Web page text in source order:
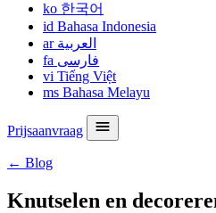
ko 한국어
id Bahasa Indonesia
ar العربية
fa فارسی
vi Tiếng Việt
ms Bahasa Melayu
Prijsaanvraag
← Blog
Knutselen en